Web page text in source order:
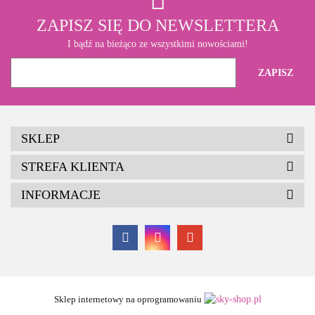
ZAPISZ SIĘ DO NEWSLETTERA
I bądź na bieżąco ze wszystkimi nowościami!
SKLEP
STREFA KLIENTA
INFORMACJE
Sklep internetowy na oprogramowaniu